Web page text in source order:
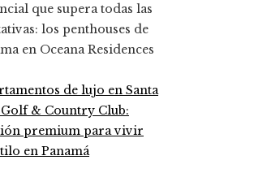
que supera todas las
los penthouses de
en Oceana Residences